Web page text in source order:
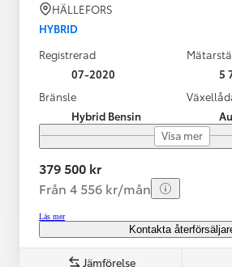
HÄLLEFORS
HYBRID
Registrerad
07-2020
5
Bränsle
Hybrid Bensin
Visa mer
379 500 kr
Från 4 556 kr/mån
Läs mer
Kontakta
Jämförelse